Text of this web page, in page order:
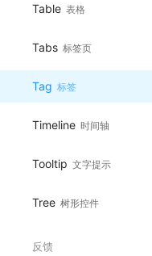
Table 表格
Tabs 标签页
Tag 标签
Timeline 时间轴
Tooltip 文字提示
Tree 树形控件
反馈